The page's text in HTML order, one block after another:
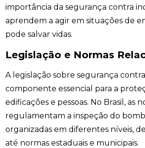
importância da segurança contra
aprendem a agir em situações de
pode salvar vidas.
Legislação e Normas
A legislação sobre segurança
componente essencial para a
edificações e pessoas. No Brasil, as
regulamentam a inspeção do
organizadas em diferentes níveis,
até normas estaduais e municipais.